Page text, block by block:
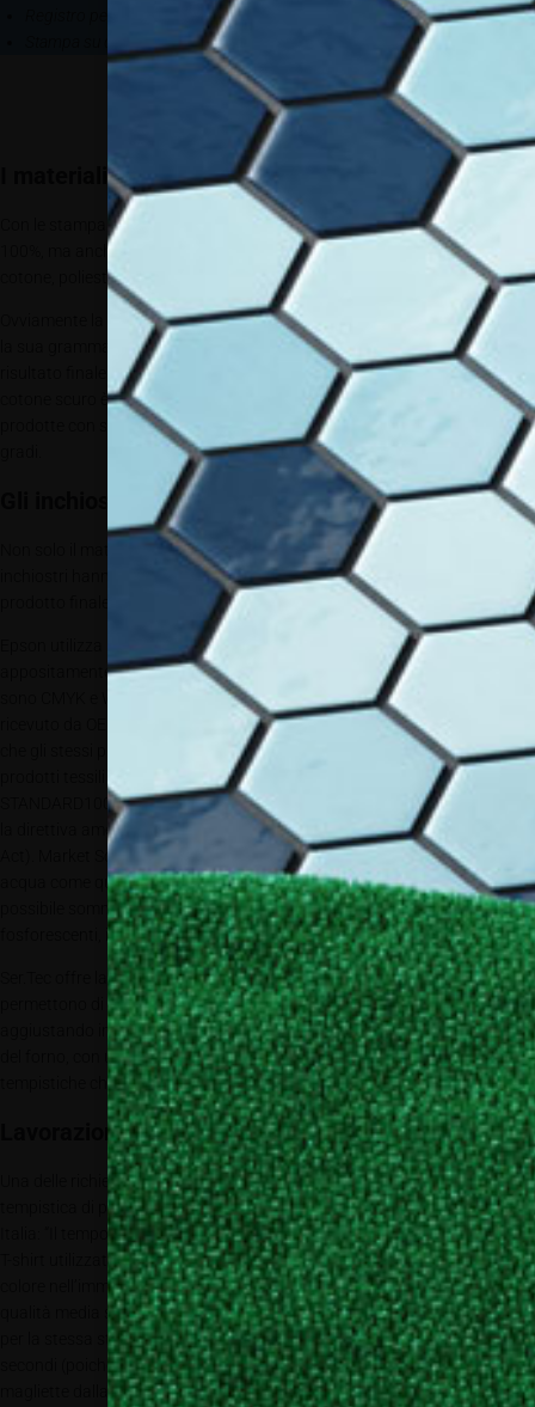
Stampa su diversi tessuti
I materiali DTG
Con le stampanti DTG è possibile personalizzare tessuti in cotone, lino
100%, ma anche tessuti misti (cotone + poliestere), legno naturale,
cotone, poliestere, pelle grezza e lana.
Ovviamente la qualità del cotone della T-shirt è molto importante perché
la sua grammatura e cardatura possono influenzare e far variare il
risultato finale. Un altro fattore che incide sulla resa e tenuta dei colori su
cotone scuro è l’omogeneità e la quantità del primer. Tutte le t-shirt
prodotte con stampanti DTG possono essere lavate in lavatrice fino a 30
Non solo il materiale o la tecnologia fanno la differenza ma anche gli
inchiostri hanno un ruolo fondamentale nella resa dell’effetto WOW del
Epson utilizza inchiostri di proprietà denominati UltraChrome DG
appositamente studiati e realizzati per la stampa diretta. I colori utilizzati
sono CMYK e Wh. Gli inchiostri Epson UltraChrome DG, inoltre hanno
la certificazione ECO PASSPORT, che garantisce
che gli stessi possono essere usati nella produzione sostenibile di
prodotti tessili ecologici nel pieno rispetto dei requisiti chimici dello
STANDARD100 di OEKO-TEX®. Gli UltraChrome DG sono compatibili con
la direttiva americana CPSIA (Consumer Product Safety Improvement
Act). Market Screentypographic propone gli inchiostri serigrafici a base
acqua come quelli originali della Brother. Per quanto riguarda i colori, è
possibile sommare alla quadricromia i bianchi, i metallici, i fluorescenti, i
fosforescenti, i glitter e i rinfrangenti.
Ser.Tec offre la gamma di inchiostri a pigmento base acqua che
permettono di stampare su svariati tessuti senza problemi di tenuta,
aggiustando in base al tessuto temperatura e durata della pressatura o
del forno, con un range di polimerizzazione che va dai 140 ai 180 gradi e
tempistiche che vanno dai 30 ai 60 secondi.
Lavorazione e tempi
Una delle richieste del cliente al momento dell’acquisto è proprio la
tempistica di produzione! Claudio Buelli, Product Manager di Epson
Italia: “Il tempo di realizzazione è dato da una serie di varianti: dal tipo di
T-shirt utilizzata, alla risoluzione di stampa passando per la copertura
colore nell’immagine. Così, ad esempio, la stampa di un formato A4 con
qualità media su una maglietta bianca richiede circa 35 secondi, mentre
per la stessa stampa su una maglietta colorata ci vogliono circa 100
secondi (poiché viene stampato anche il fondo con il colore bianco). Per
magliette dalla XS alla XL con area di stampa da 17x20cm a 40x50cm, il